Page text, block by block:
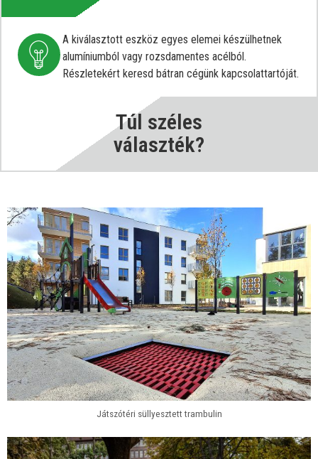
A kiválasztott eszköz egyes elemei készülhetnek
alumíniumból vagy rozsdamentes acélból.
Részletekért keresd bátran cégünk kapcsolattartóját.
Túl széles
választék?
Játszótéri süllyesztett trambulin